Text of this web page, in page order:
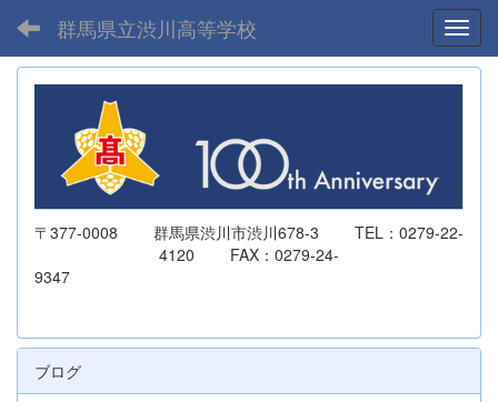
群馬県立渋川高等学校
〒377-0008 群馬県渋川市渋川678-3 TEL：0279-22-
4120 FAX：0279-24-
9347
ブログ